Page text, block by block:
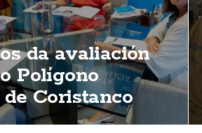
da avaliación
Polígono
Coristanco